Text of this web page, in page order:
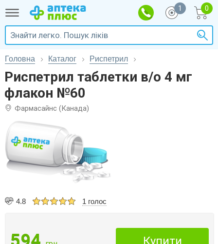
1
Головна Каталог Риспетрил
Риспетрил таблетки в/о 4 мг
флакон №60
Фармасайнс (Канада)
4.8 1 голос
Купити